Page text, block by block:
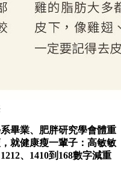
畢業、肥胖研究學會體重
，就健康瘦一輩子：高敏敏
、1410到168數字減重